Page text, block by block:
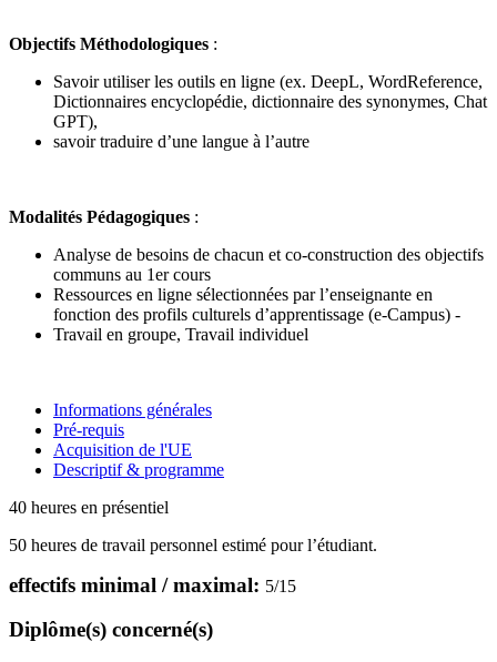
Objectifs Méthodologiques :
Savoir utiliser les outils en ligne (ex. DeepL, WordReference,
Dictionnaires encyclopédie, dictionnaire des synonymes, Chat
GPT),
savoir traduire d’une langue à l’autre
Modalités Pédagogiques :
Analyse de besoins de chacun et co-construction des objectifs
communs au 1er cours
Ressources en ligne sélectionnées par l’enseignante en
fonction des profils culturels d’apprentissage (e-Campus) -
Travail en groupe, Travail individuel
Informations générales
Pré-requis
Acquisition de l'UE
Descriptif & programme
40 heures en présentiel
50 heures de travail personnel estimé pour l’étudiant.
effectifs minimal / maximal: 5/15
Diplôme(s) concerné(s)